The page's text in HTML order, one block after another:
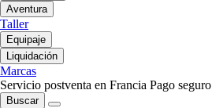
Aventura
Taller
Equipaje
Liquidación
Marcas
Servicio postventa en Francia Pago seguro
Buscar